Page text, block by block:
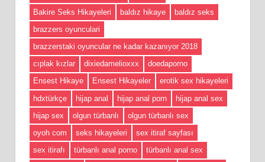
Bakire Seks Hikayeleri
baldız hikaye
baldız seks
brazzers oyunculari
brazzerstaki oyuncular ne kadar kazanıyor 2018
cıplak kızlar
dixiedamelioxxx
doedaporno
Ensest Hikaye
Ensest Hikayeler
erotik sex hikayeleri
hdxtürkçe
hijap anal hijap anal porn
hijap anal sex
hijap sex
olgun türbanlı
olgun türbanlı sex
oyoh com
seks hikayeleri
sex itiraf sayfası
sex itirafı
türbanlı anal porno
türbanlı anal sex